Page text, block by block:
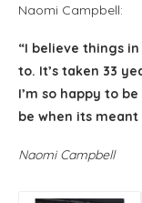
Naomi Campbell:
“I believe things
to. It’s taken 33
I’m so happy to
be when its meant
Naomi Campbell